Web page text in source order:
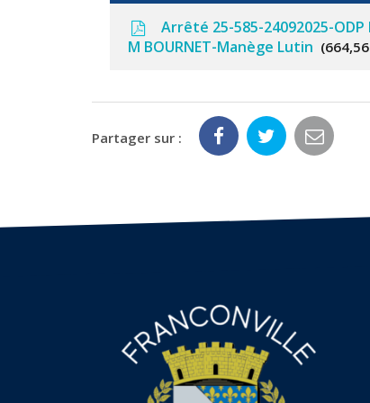
Arrêté 25-585-24092025-
M BOURNET-Manège Lutin
Partager sur :